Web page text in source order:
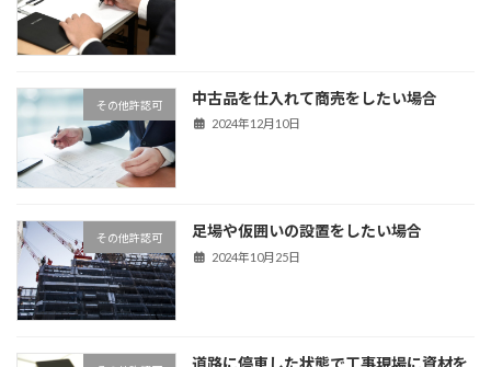
その他許認可 中古品を仕入れて商売をしたい場合
2024年12月10日
その他許認可 足場や仮囲いの設置をしたい場合
2024年10月25日